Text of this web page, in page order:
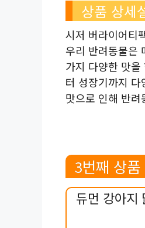
상품 상세
시저 버라이어티
우리 반려동물은
가지 다양한 맛
터 성장기까지
맛으로 인해 반
3번째 상품
듀먼 강아지